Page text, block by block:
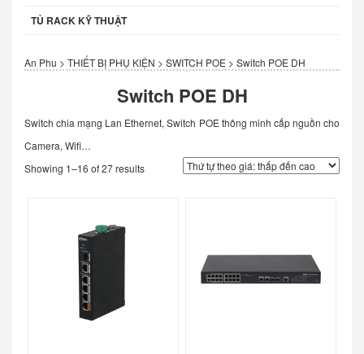
TỦ RACK KỸ THUẬT
An Phu > THIẾT BỊ PHỤ KIỆN > SWITCH POE > Switch POE DH
Switch POE DH
Switch chia mạng Lan Ethernet, Switch POE thông minh cấp nguồn cho
Camera, Wifi…
Showing 1–16 of 27 results